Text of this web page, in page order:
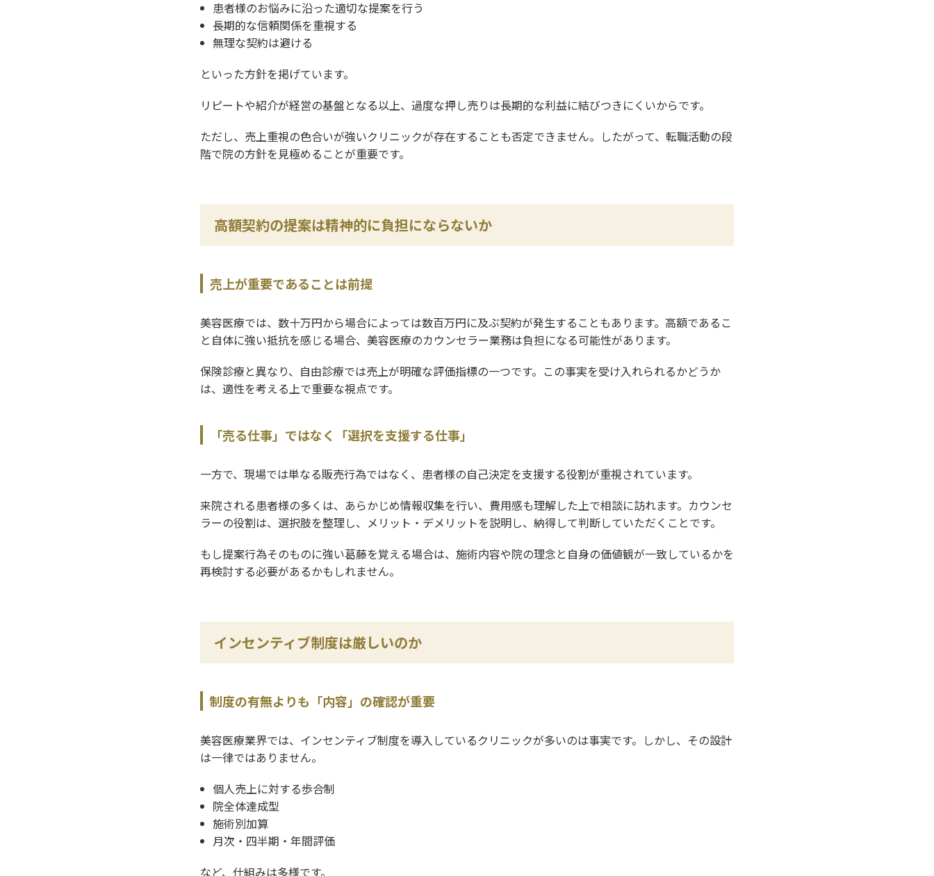
患者様のお悩みに沿った適切な提案を行う
長期的な信頼関係を重視する
無理な契約は避ける
といった方針を掲げています。
リピートや紹介が経営の基盤となる以上、過度な押し売りは長期的な利益に結びつきにくいからです。
ただし、売上重視の色合いが強いクリニックが存在することも否定できません。したがって、転職活動の段
階で院の方針を見極めることが重要です。
高額契約の提案は精神的に負担にならないか
売上が重要であることは前提
美容医療では、数十万円から場合によっては数百万円に及ぶ契約が発生することもあります。高額であるこ
と自体に強い抵抗を感じる場合、美容医療のカウンセラー業務は負担になる可能性があります。
保険診療と異なり、自由診療では売上が明確な評価指標の一つです。この事実を受け入れられるかどうか
は、適性を考える上で重要な視点です。
「売る仕事」ではなく「選択を支援する仕事」
一方で、現場では単なる販売行為ではなく、患者様の自己決定を支援する役割が重視されています。
来院される患者様の多くは、あらかじめ情報収集を行い、費用感も理解した上で相談に訪れます。カウンセ
ラーの役割は、選択肢を整理し、メリット・デメリットを説明し、納得して判断していただくことです。
もし提案行為そのものに強い葛藤を覚える場合は、施術内容や院の理念と自身の価値観が一致しているかを
再検討する必要があるかもしれません。
インセンティブ制度は厳しいのか
制度の有無よりも「内容」の確認が重要
美容医療業界では、インセンティブ制度を導入しているクリニックが多いのは事実です。しかし、その設計
は一律ではありません。
個人売上に対する歩合制
院全体達成型
施術別加算
月次・四半期・年間評価
など、仕組みは多様です。